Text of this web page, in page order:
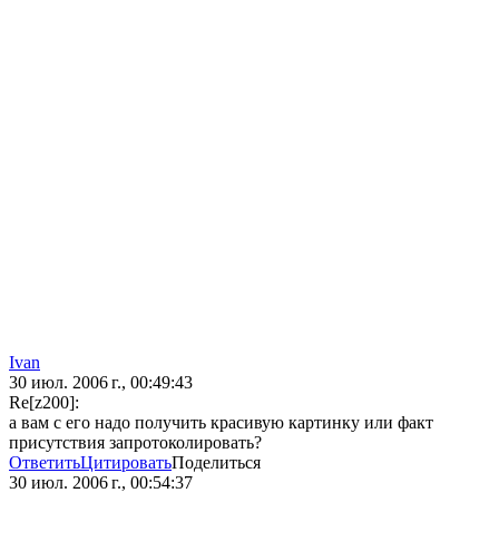
Ivan
30 июл. 2006 г., 00:49:43
Re[z200]:
а вам с его надо получить красивую картинку или факт
присутствия запротоколировать?
ОтветитьЦитироватьПоделиться
30 июл. 2006 г., 00:54:37